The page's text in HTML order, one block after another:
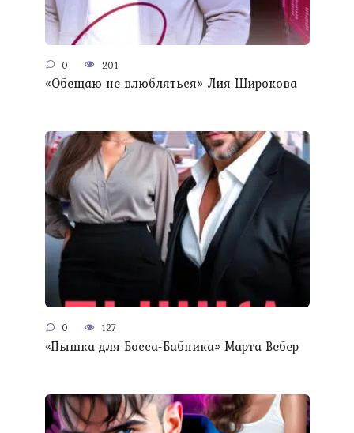
0 201
«Обещаю не влюбляться» Лия Широкова
0 127
«Пышка для Босса-Бабника» Марта Вебер